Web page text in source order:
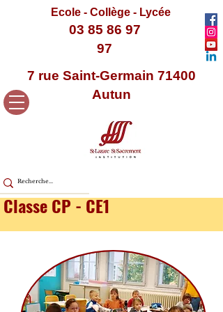
Ecole - Collège - Lycée
03 85 86 97
97
7 rue Saint-Germain 71400
Autun
Classe CP - CE1